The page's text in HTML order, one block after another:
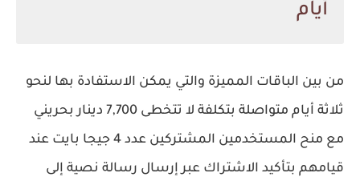
أيام
من بين الباقات المميزة والتي يمكن الاستفادة بها لنحو
ثلاثة أيام متواصلة بتكلفة لا تتخطى 7,700 دينار بحريني
مع منح المستخدمين المشتركين عدد 4 جيجا بايت عند
قيامهم بتأكيد الاشتراك عبر إرسال رسالة نصية إلى